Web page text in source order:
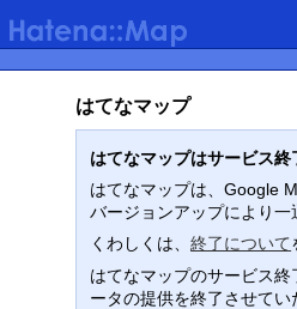
はてなマップ
はてなマップはサービス終
はてなマップは、Google
バージョンアップにより
くわしくは、終了について
はてなマップのサービス
ータの提供を終了させてい